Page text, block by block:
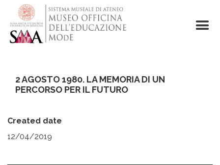
main
content
2 AGOSTO 1980. LA MEMORIA DI UN
PERCORSO PER IL FUTURO
Created date
12/04/2019